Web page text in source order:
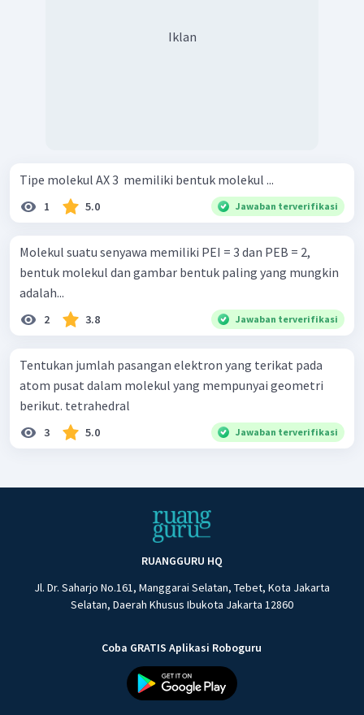
Iklan
Tipe molekul AX 3 ​ memiliki bentuk molekul ...
1 5.0 Jawaban terverifikasi
Molekul suatu senyawa memiliki PEI = 3 dan PEB = 2,
bentuk molekul dan gambar bentuk paling yang mungkin
adalah...
2 3.8 Jawaban terverifikasi
Tentukan jumlah pasangan elektron yang terikat pada
atom pusat dalam molekul yang mempunyai geometri
berikut. tetrahedral
3 5.0 Jawaban terverifikasi
RUANGGURU HQ
Jl. Dr. Saharjo No.161, Manggarai Selatan, Tebet, Kota Jakarta
Selatan, Daerah Khusus Ibukota Jakarta 12860
Coba GRATIS Aplikasi Roboguru